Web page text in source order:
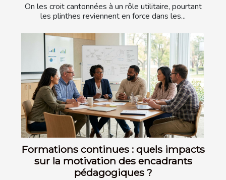
On les croit cantonnées à un rôle utilitaire, pourtant
les plinthes reviennent en force dans les...
Formations continues : quels impacts
sur la motivation des encadrants
pédagogiques ?